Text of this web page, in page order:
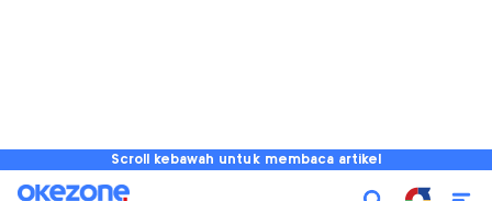
Scroll kebawah untuk membaca artikel